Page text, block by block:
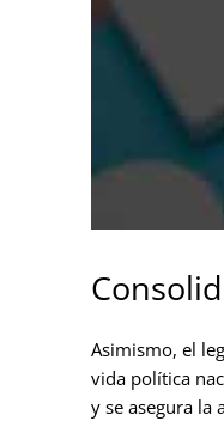
Asimismo, el
vida política
y se asegura la